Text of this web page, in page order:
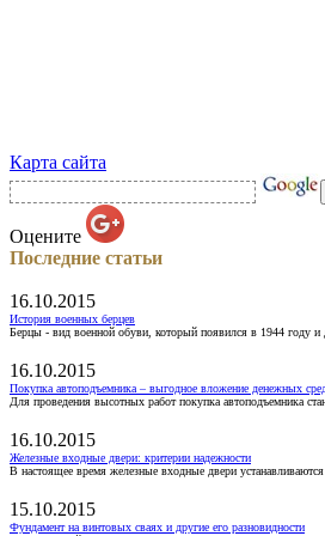
Карта сайта
Оцените
Последние статьи
16.10.2015
История военных берцев
Берцы - вид военной обуви, который появился в 1944 году и
16.10.2015
Покупка автоподъемника – выгодное вложение денежных
Для проведения высотных работ покупка автоподъемника
16.10.2015
Железные входные двери: критерии надежности
В настоящее время железные входные двери
15.10.2015
Фундамент на винтовых сваях и другие его разновидности